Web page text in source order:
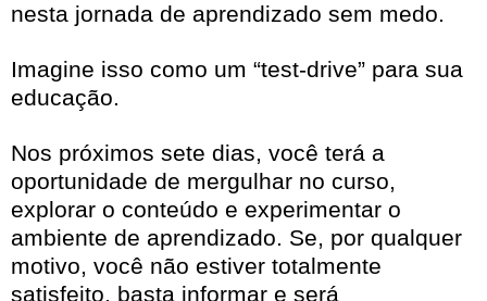
nesta jornada de aprendizado sem medo.
Imagine isso como um “test-drive” para sua
educação.
Nos próximos sete dias, você terá a
oportunidade de mergulhar no curso,
explorar o conteúdo e experimentar o
ambiente de aprendizado. Se, por qualquer
motivo, você não estiver totalmente
satisfeito, basta informar e será